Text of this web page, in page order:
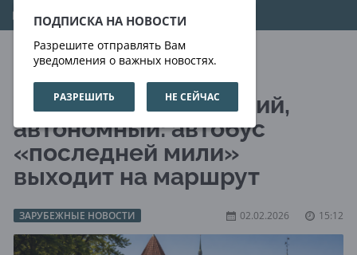
ПОДПИСКА НА НОВОСТИ
Разрешите отправлять Вам
уведомления о важных новостях.
РАЗРЕШИТЬ НЕ СЕЙЧАС
07.08.2026 07:22:53
Умный, электрический,
автономный: автобус
«последней мили»
выходит на маршрут
ЗАРУБЕЖНЫЕ НОВОСТИ 02.02.2026 15:12